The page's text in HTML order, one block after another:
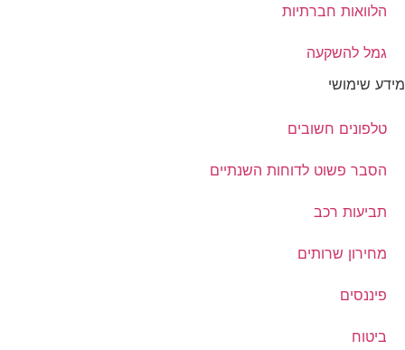
הלוואות חברתיות
גמל להשקעה
מידע שימושי
טלפונים חשובים
הסבר פשוט לדוחות השנתיים
תביעות רכב
מחירון שרותים
פיננסים
ביטוח